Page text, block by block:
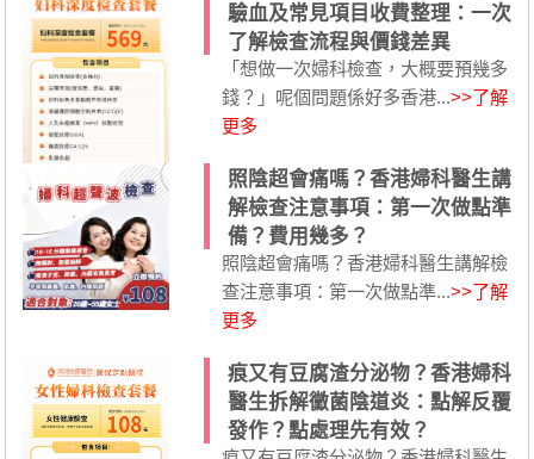
驗血及常見項目收費整理：一次
了解檢查流程與價錢差異
「想做一次婦科檢查，大概要預幾多
錢？」呢個問題係好多香港...>>了解
更多
照陰超會痛嗎？香港婦科醫生講
解檢查注意事項：第一次做點準
備？費用幾多？
照陰超會痛嗎？香港婦科醫生講解檢
查注意事項：第一次做點準...>>了解
更多
痕又有豆腐渣分泌物？香港婦科
醫生拆解黴菌陰道炎：點解反覆
發作？點處理先有效？